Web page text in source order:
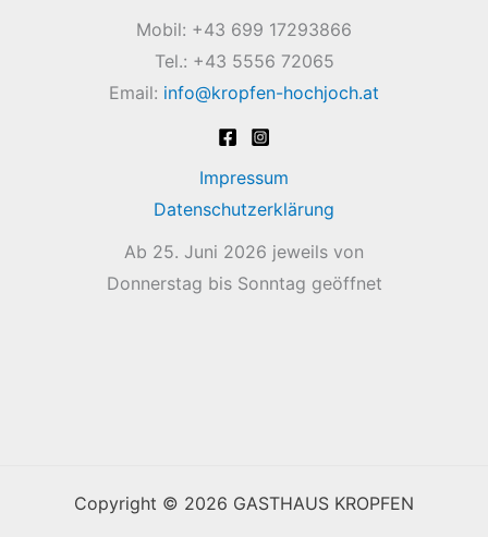
Mobil: +43 699 17293866
Tel.: +43 5556 72065
Email: info@kropfen-hochjoch.at
Impressum
Datenschutzerklärung
Ab 25. Juni 2026 jeweils von
Donnerstag bis Sonntag geöffnet
Copyright © 2026 GASTHAUS KROPFEN